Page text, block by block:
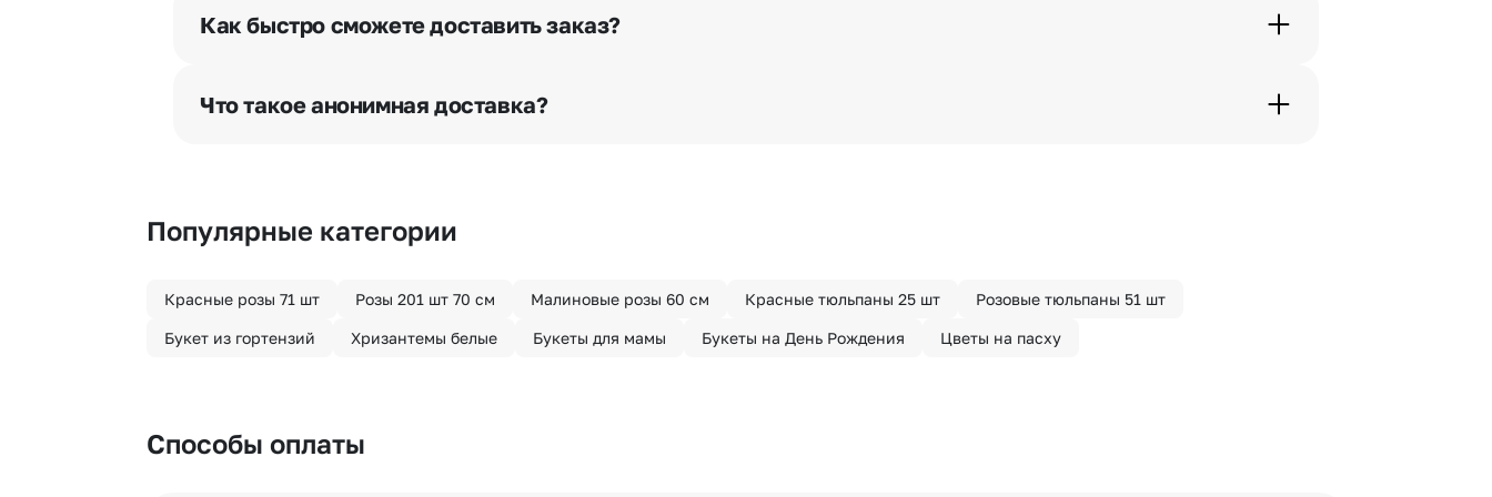
разрешения получателя, после чего высылается заказчику на указанный им почтовый адрес в срок от 1 до 3 дней. Услуга
бесплатная.
Как быстро сможете доставить заказ?
отрезка. Хотите получить цветы раньше? Оформите услугу срочной доставки, и мы доставим букет менее чем через 2
часа после оформления заказа.
Что такое анонимная доставка?
Популярные категории
Красные розы 71 шт Розы 201 шт 70 см Малиновые розы 60 см Красные тюльпаны 25 шт Розовые тюльпаны 51 шт
Букет из гортензий Хризантемы белые Букеты для мамы Букеты на День Рождения Цветы на пасху
Способы оплаты